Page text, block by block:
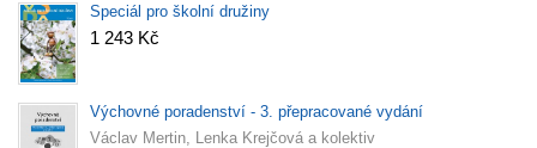
Speciál pro školní družiny
1 243 Kč
Výchovné poradenství - 3. přepracované vydání
Václav Mertin, Lenka Krejčová a kolektiv